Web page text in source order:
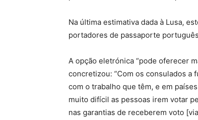
Na última estimativa dada à Lusa,
portadores de passaporte
A opção eletrónica “pode oferecer
concretizou: “Com os consulados a
com o trabalho que têm, e em
muito difícil as pessoas irem votar
nas garantias de receberem voto